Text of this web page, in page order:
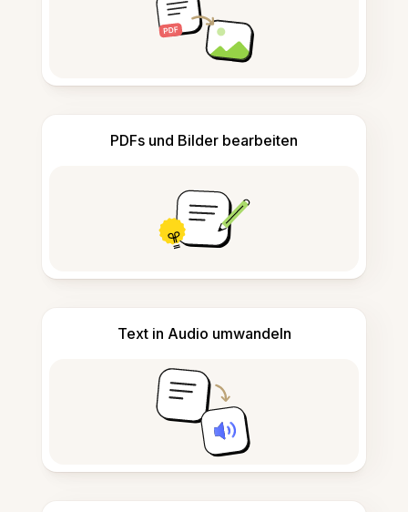
PDFs und Bilder bearbeiten
Text in Audio umwandeln